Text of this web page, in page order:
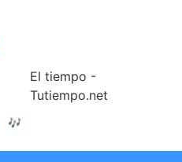
📰
El tiempo -
Tutiempo.net